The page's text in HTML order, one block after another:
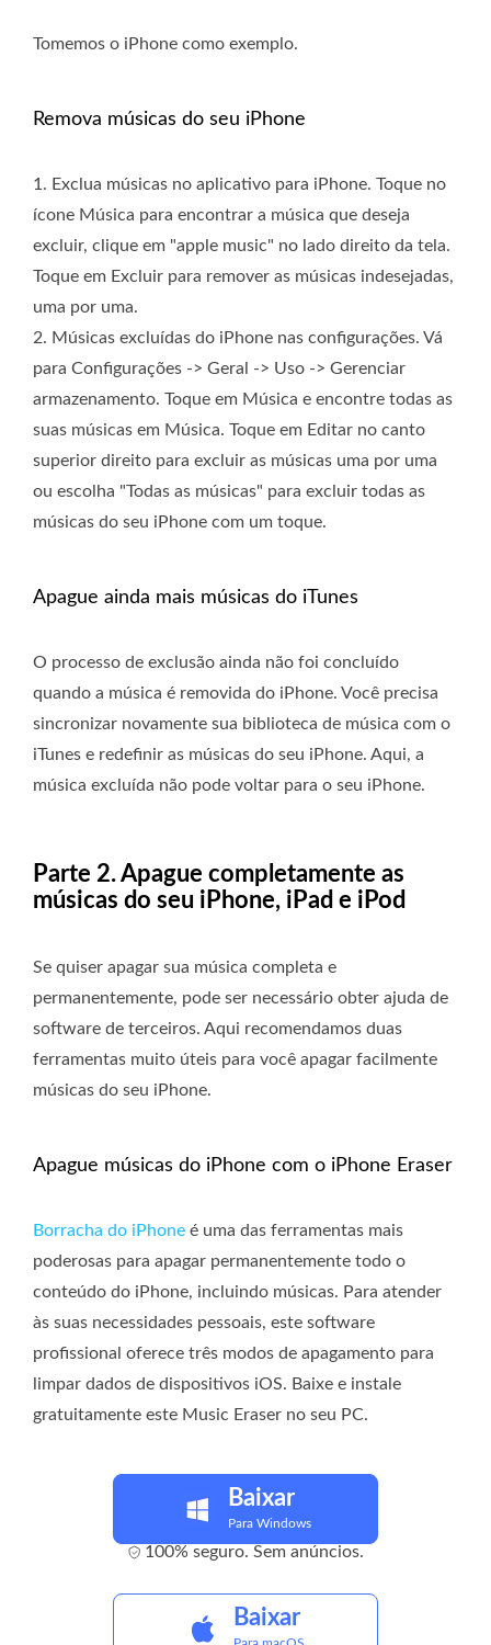
Tomemos o iPhone como exemplo.
Remova músicas do seu iPhone
1. Exclua músicas no aplicativo para iPhone. Toque no
ícone Música para encontrar a música que deseja
excluir, clique em "apple music" no lado direito da tela.
Toque em Excluir para remover as músicas indesejadas,
uma por uma.
2. Músicas excluídas do iPhone nas configurações. Vá
para Configurações -> Geral -> Uso -> Gerenciar
armazenamento. Toque em Música e encontre todas as
suas músicas em Música. Toque em Editar no canto
superior direito para excluir as músicas uma por uma
ou escolha "Todas as músicas" para excluir todas as
músicas do seu iPhone com um toque.
Apague ainda mais músicas do iTunes
O processo de exclusão ainda não foi concluído
quando a música é removida do iPhone. Você precisa
sincronizar novamente sua biblioteca de música com o
iTunes e redefinir as músicas do seu iPhone. Aqui, a
música excluída não pode voltar para o seu iPhone.
Parte 2. Apague completamente as
músicas do seu iPhone, iPad e iPod
Se quiser apagar sua música completa e
permanentemente, pode ser necessário obter ajuda de
software de terceiros. Aqui recomendamos duas
ferramentas muito úteis para você apagar facilmente
músicas do seu iPhone.
Apague músicas do iPhone com o iPhone Eraser
Borracha do iPhone é uma das ferramentas mais
poderosas para apagar permanentemente todo o
conteúdo do iPhone, incluindo músicas. Para atender
às suas necessidades pessoais, este software
profissional oferece três modos de apagamento para
limpar dados de dispositivos iOS. Baixe e instale
gratuitamente este Music Eraser no seu PC.
Baixar
Para Windows
100% seguro. Sem anúncios.
Baixar